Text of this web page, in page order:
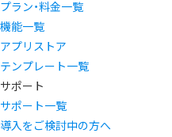
プラン・料金一覧
機能一覧
アプリストア
テンプレート一覧
サポート
サポート一覧
導入をご検討中の方へ